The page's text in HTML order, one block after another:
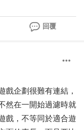
回覆
戲企劃很難有連結，
然在一開始過濾時就
戲，不等同於適合遊